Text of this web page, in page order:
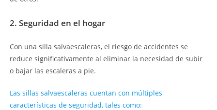
2. Seguridad en el hogar
Con una silla salvaescaleras, el riesgo de accidentes se
reduce significativamente al eliminar la necesidad de subir
o bajar las escaleras a pie.
Las sillas salvaescaleras cuentan con múltiples
características de seguridad, tales como: